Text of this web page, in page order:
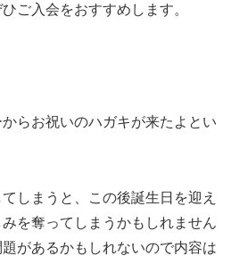
ご入会をおすすめします。
らお祝いのハガキが来たよとい
しまうと、この後誕生日を迎え
を奪ってしまうかもしれません
があるかもしれないので内容は